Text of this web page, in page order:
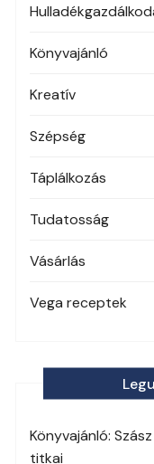
Könyvajánló
Kreatív
Szépség
Táplálkozás
Tudatosság
Vásárlás
Vega receptek
Könyvajánló:
titkai